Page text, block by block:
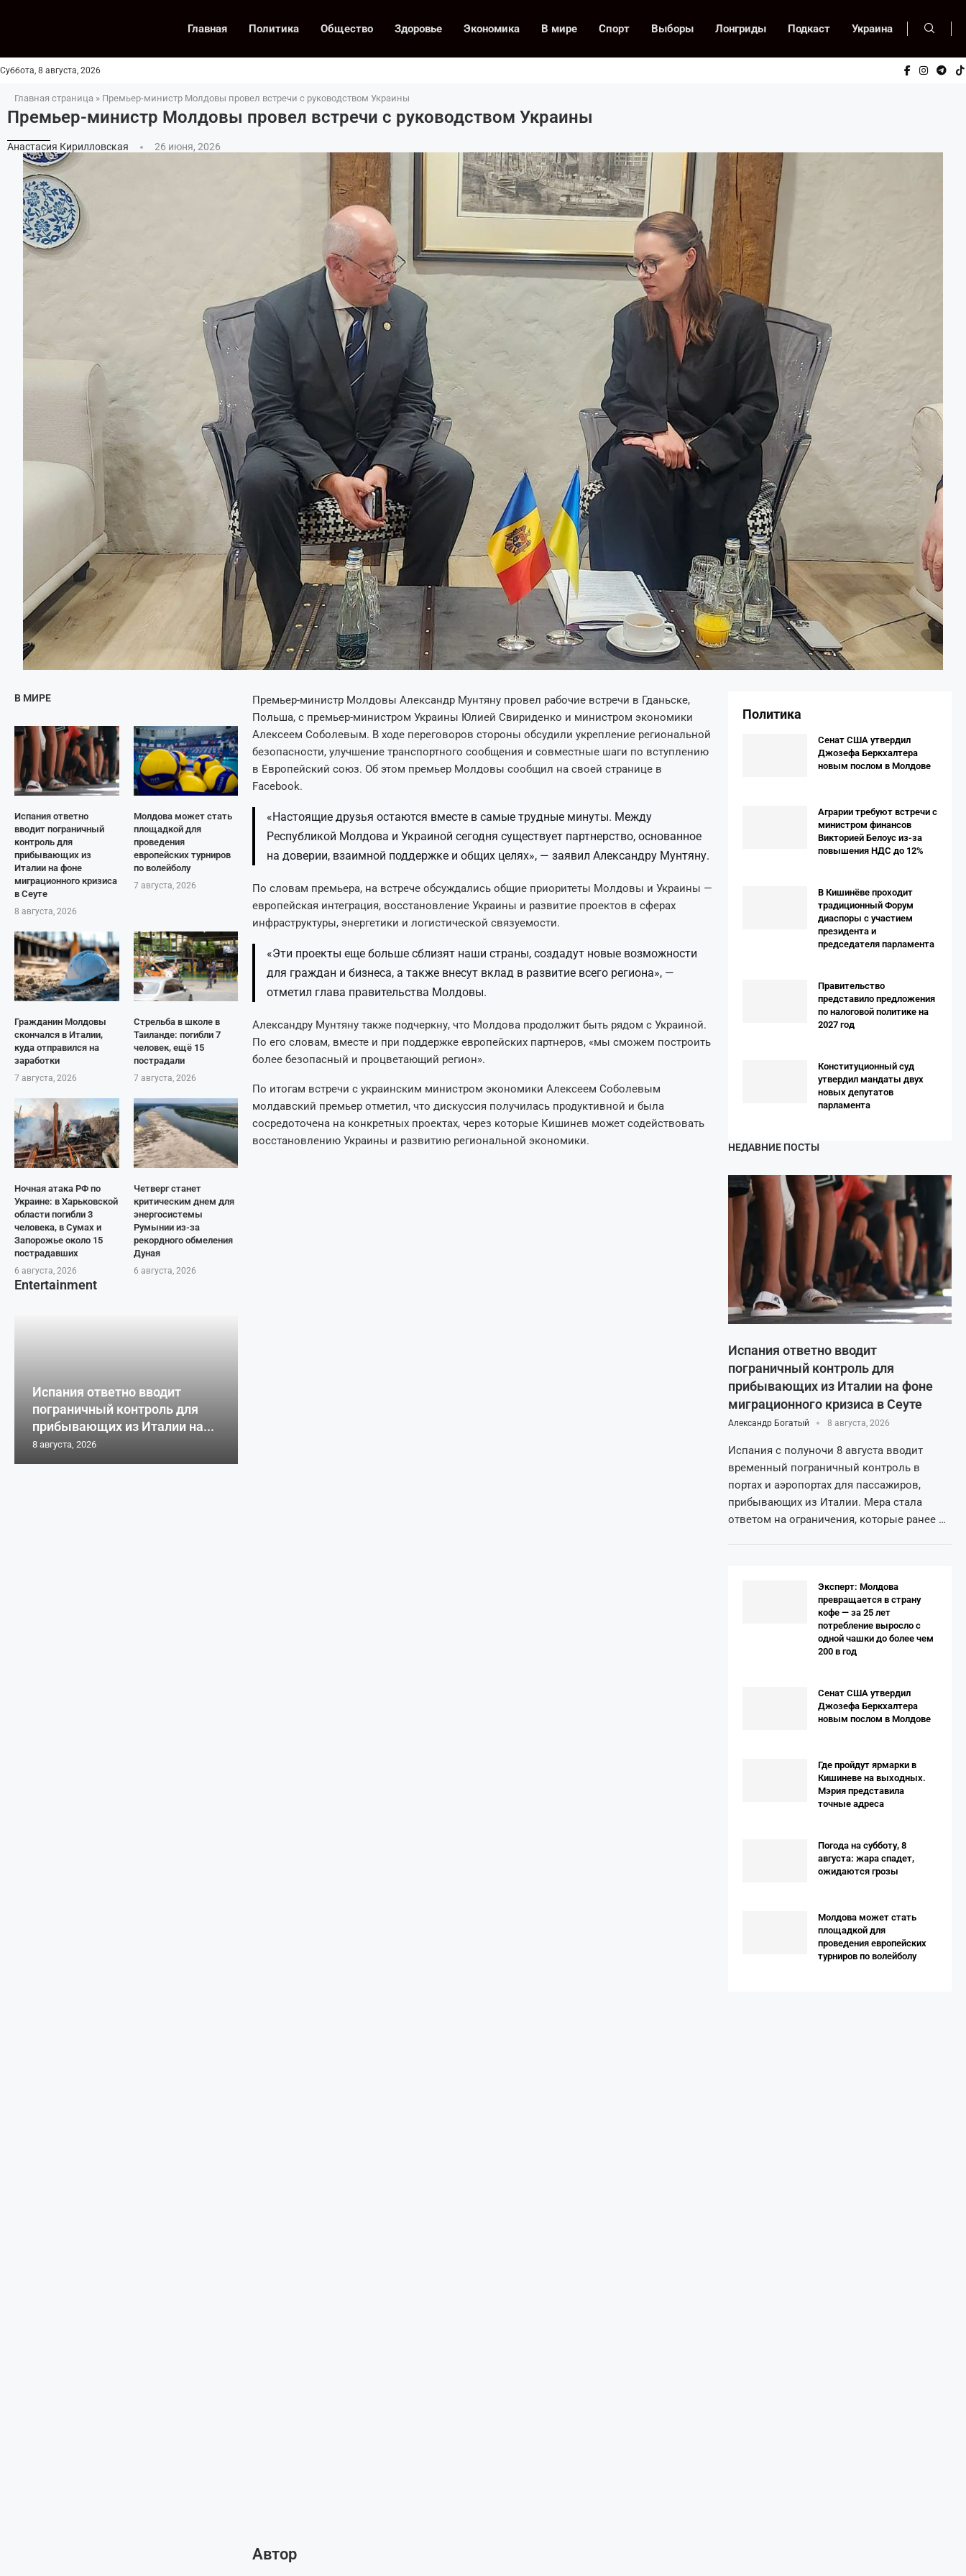
Главная Политика Общество Здоровье Экономика В мире Спорт Выборы Лонгриды Подкаст Украина
Суббота, 8 августа, 2026
Главная страница » Премьер-министр Молдовы провел встречи с руководством Украины
Премьер-министр Молдовы провел встречи с руководством Украины
Анастасия Кирилловская 26 июня, 2026
В МИРЕ
Испания ответно
вводит пограничный
контроль для
прибывающих из
Италии на фоне
миграционного кризиса
в Сеуте
8 августа, 2026
Молдова может стать
площадкой для
проведения
европейских турниров
по волейболу
7 августа, 2026
Гражданин Молдовы
скончался в Италии,
куда отправился на
заработки
7 августа, 2026
Стрельба в школе в
Таиланде: погибли 7
человек, ещё 15
пострадали
7 августа, 2026
Ночная атака РФ по
Украине: в Харьковской
области погибли 3
человека, в Сумах и
Запорожье около 15
пострадавших
6 августа, 2026
Четверг станет
критическим днем для
энергосистемы
Румынии из-за
рекордного обмеления
Дуная
6 августа, 2026
Entertainment
Испания ответно вводит
пограничный контроль для
прибывающих из Италии на...
8 августа, 2026
Премьер-министр Молдовы Александр Мунтяну провел рабочие встречи в Гданьске,
Польша, с премьер-министром Украины Юлией Свириденко и министром экономики
Алексеем Соболевым. В ходе переговоров стороны обсудили укрепление региональной
безопасности, улучшение транспортного сообщения и совместные шаги по вступлению
в Европейский союз. Об этом премьер Молдовы сообщил на своей странице в
Facebook.
«Настоящие друзья остаются вместе в самые трудные минуты. Между
Республикой Молдова и Украиной сегодня существует партнерство, основанное
на доверии, взаимной поддержке и общих целях», — заявил Александру Мунтяну.
По словам премьера, на встрече обсуждались общие приоритеты Молдовы и Украины —
европейская интеграция, восстановление Украины и развитие проектов в сферах
инфраструктуры, энергетики и логистической связуемости.
«Эти проекты еще больше сблизят наши страны, создадут новые возможности
для граждан и бизнеса, а также внесут вклад в развитие всего региона», —
отметил глава правительства Молдовы.
Александру Мунтяну также подчеркну, что Молдова продолжит быть рядом с Украиной.
По его словам, вместе и при поддержке европейских партнеров, «мы сможем построить
более безопасный и процветающий регион».
По итогам встречи с украинским министром экономики Алексеем Соболевым
молдавский премьер отметил, что дискуссия получилась продуктивной и была
сосредоточена на конкретных проектах, через которые Кишинев может содействовать
восстановлению Украины и развитию региональной экономики.
Автор
Политика
Сенат США утвердил
Джозефа Беркхалтера
новым послом в Молдове
Аграрии требуют встречи с
министром финансов
Викторией Белоус из-за
повышения НДС до 12%
В Кишинёве проходит
традиционный Форум
диаспоры с участием
президента и
председателя парламента
Правительство
представило предложения
по налоговой политике на
2027 год
Конституционный суд
утвердил мандаты двух
новых депутатов
парламента
НЕДАВНИЕ ПОСТЫ
Испания ответно вводит
пограничный контроль для
прибывающих из Италии на фоне
миграционного кризиса в Сеуте
Александр Богатый 8 августа, 2026
Испания с полуночи 8 августа вводит
временный пограничный контроль в
портах и аэропортах для пассажиров,
прибывающих из Италии. Мера стала
ответом на ограничения, которые ранее …
Эксперт: Молдова
превращается в страну
кофе — за 25 лет
потребление выросло с
одной чашки до более чем
200 в год
Сенат США утвердил
Джозефа Беркхалтера
новым послом в Молдове
Где пройдут ярмарки в
Кишиневе на выходных.
Мэрия представила
точные адреса
Погода на субботу, 8
августа: жара спадет,
ожидаются грозы
Молдова может стать
площадкой для
проведения европейских
турниров по волейболу